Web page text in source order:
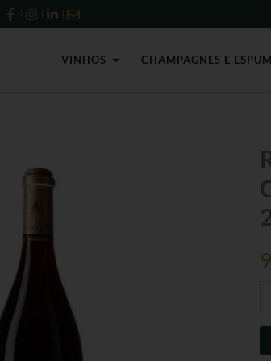
VINHOS Open Vinhos
CHAMPAGNES E
de
&
-